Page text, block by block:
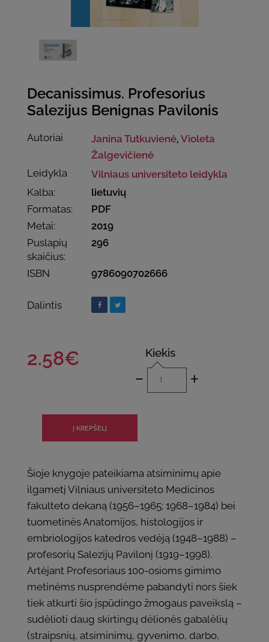
Decanissimus. Profesorius
Salezijus Benignas Pavilonis
Autoriai Janina Tutkuvienė,Violeta
Žalgevičienė
Leidykla
Vilniaus universiteto leidykla
Kalba:
lietuvių
Formatas:
PDF
Metai:
2019
Puslapių
skaičius:
296
ISBN 9786090702666
Dalintis
2.58€ Kiekis
- +
Šioje knygoje pateikiama atsiminimų apie
ilgametį Vilniaus universiteto Medicinos
fakulteto dekaną (1956–1965; 1968–1984) bei
tuometinės Anatomijos, histologijos ir
embriologijos katedros vedėją (1948–1988) –
profesorių Salezijų Pavilonį (1919–1998).
Artėjant Profesoriaus 100-osioms gimimo
metinėms nusprendėme pabandyti nors šiek
tiek atkurti šio įspūdingo žmogaus paveikslą –
sudėlioti daug skirtingų dėlionės gabalėlių
(straipsnių, atsiminimų, gyvenimo, darbo,